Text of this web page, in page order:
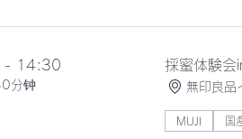
- 14:30
分钟
採蜜体験
無印良品
MUJI 国